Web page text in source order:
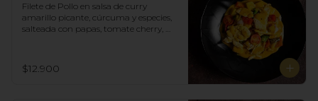
Filete de Pollo en salsa de curry
amarillo picante, cúrcuma y especies,
salteada con papas, tomate cherry,
$12.900